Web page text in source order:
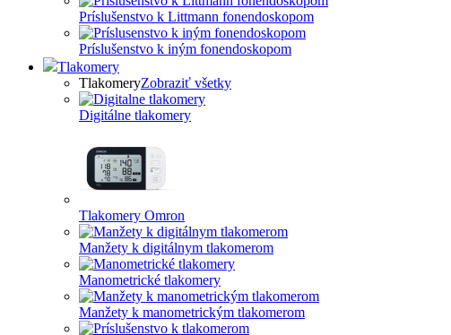
Príslušenstvo k Littmann fonendoskopom
Príslušenstvo k iným fonendoskopom
Tlakomery
TlakomeryZobraziť všetky
Digitálne tlakomery
Tlakomery Omron
Manžety k digitálnym tlakomerom
Manometrické tlakomery
Manžety k manometrickým tlakomerom